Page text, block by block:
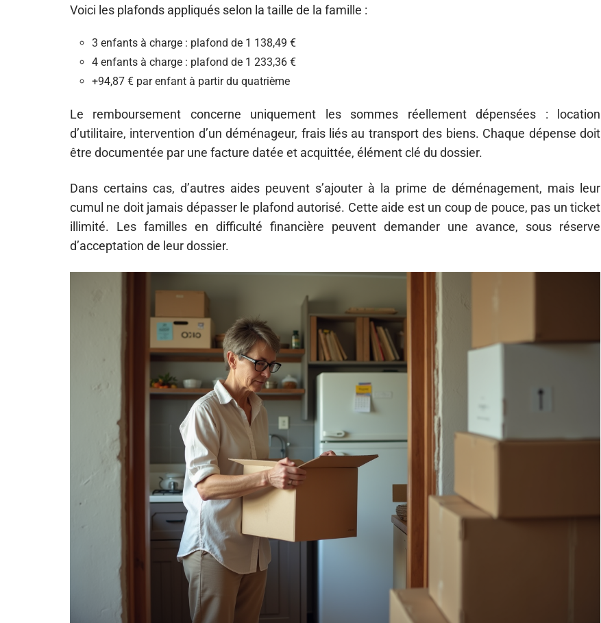
Voici les plafonds appliqués selon la taille de la famille :
3 enfants à charge : plafond de 1 138,49 €
4 enfants à charge : plafond de 1 233,36 €
+94,87 € par enfant à partir du quatrième
Le remboursement concerne uniquement les sommes réellement dépensées : location
d’utilitaire, intervention d’un déménageur, frais liés au transport des biens. Chaque dépense doit
être documentée par une facture datée et acquittée, élément clé du dossier.
Dans certains cas, d’autres aides peuvent s’ajouter à la prime de déménagement, mais leur
cumul ne doit jamais dépasser le plafond autorisé. Cette aide est un coup de pouce, pas un ticket
illimité. Les familles en difficulté financière peuvent demander une avance, sous réserve
d’acceptation de leur dossier.